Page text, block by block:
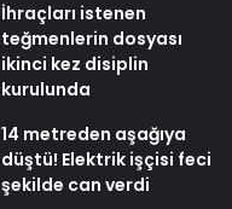
İhraçları istenen
teğmenlerin dosyası
ikinci kez disiplin
kurulunda
14 metreden aşağıya
düştü! Elektrik işçisi feci
şekilde can verdi